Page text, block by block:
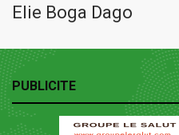
Elie Boga Dago
PUBLICITE